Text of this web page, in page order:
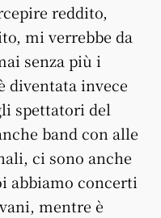
reddito,
mi verrebbe da
senza più i
diventata invece
spettatori del
band con alle
ci sono anche
abbiamo concerti
mentre è